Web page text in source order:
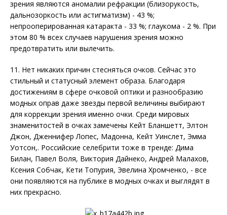
зрения являются аномалии рефракции (близорукость,
дальнозоркость или астигматизм) - 43 %;
непрооперированная катаракта - 33 %; глаукома - 2 %. При
этом 80 % всех случаев нарушения зрения можно
предотвратить или вылечить.
11. Нет никаких причин стесняться очков. Сейчас это
стильный и статусный элемент образа. Благодаря
достижениям в сфере очковой оптики и разнообразию
модных оправ даже звезды первой величины выбирают
для коррекции зрения именно очки. Среди мировых
знаменитостей в очках замечены Кейт Бланшетт, Элтон
Джон, Дженнифер Лопес, Мадонна, Кейт Уинслет, Эмма
Уотсон,. Российские селебрити тоже в тренде: Дима
Билан, Павел Воля, Виктория Дайнеко, Андрей Малахов,
Ксения Собчак, Кети Топурия, Эвелина Хромченко, - все
они появляются на публике в модных очках и выглядят в
них прекрасно.